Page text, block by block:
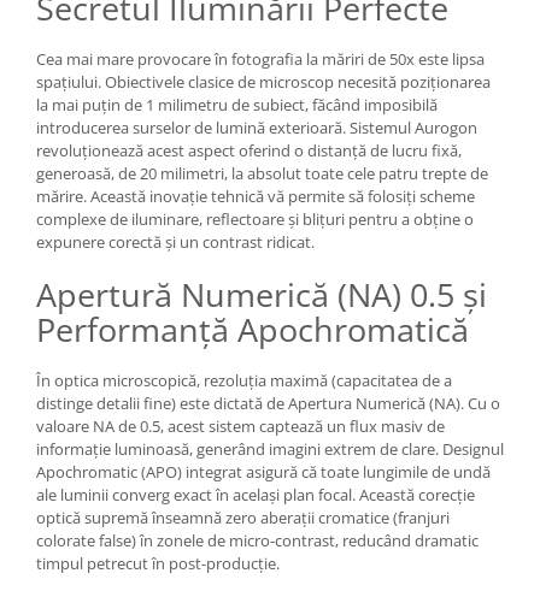
Microfoane / Reportofoane
Nivela patina
Ocular
Transmitator de fisiere fara fir
Vizor
Accesorii diverse
Genti, Rucsacuri, Troller foto
Genti foto
Genti Holster TopLoader
Rucsacuri Foto
Only One Shoulder - SlingShot
Tocuri si huse protectie aparate
Hamuri si Centuri foto
Curele Aparat - Umar
Genti Laptop si iPad
Cea mai mare provocare în fotografia la măriri de 50x este lipsa
spațiului. Obiectivele clasice de microscop necesită poziționarea
la mai puțin de 1 milimetru de subiect, făcând imposibilă
introducerea surselor de lumină exterioară. Sistemul Aurogon
revoluționează acest aspect oferind o distanță de lucru fixă,
generoasă, de 20 milimetri, la absolut toate cele patru trepte de
mărire. Această inovație tehnică vă permite să folosiți scheme
complexe de iluminare, reflectoare și blițuri pentru a obține o
expunere corectă și un contrast ridicat.
Apertură Numerică (NA) 0.5 și
Performanță Apochromatică
În optica microscopică, rezoluția maximă (capacitatea de a
distinge detalii fine) este dictată de Apertura Numerică (NA). Cu o
valoare NA de 0.5, acest sistem captează un flux masiv de
informație luminoasă, generând imagini extrem de clare. Designul
Apochromatic (APO) integrat asigură că toate lungimile de undă
ale luminii converg exact în același plan focal. Această corecție
optică supremă înseamnă zero aberații cromatice (franjuri
colorate false) în zonele de micro-contrast, reducând dramatic
timpul petrecut în post-producție.